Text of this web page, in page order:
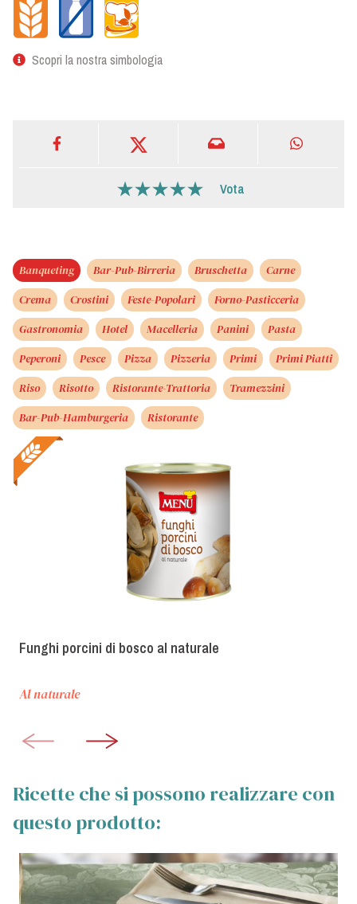
Scopri la nostra simbologia
Vota
Banqueting Bar-Pub-Birreria Bruschetta
Carne
Crema
Crostini Feste-Popolari
Forno-Pasticceria
Gastronomia
Hotel Macelleria Panini
Pasta
Peperoni
Pesce Pizza Pizzeria Primi
Primi Piatti
Riso
Risotto Ristorante-Trattoria
Tramezzini
Bar-Pub-Hamburgeria
Ristorante
Funghi porcini di bosco al naturale
Al naturale
Ricette che si possono realizzare con
questo prodotto: